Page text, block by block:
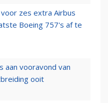
zes extra Airbus
Boeing 757's af te
aan vooravond van
ooit